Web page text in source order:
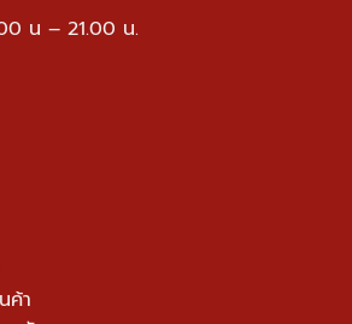
น – 21.00 น.
ค้า